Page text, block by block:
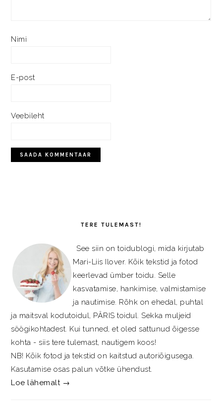
Nimi
E-post
Veebileht
TERE TULEMAST!
See siin on toidublogi, mida kirjutab
Mari-Liis Ilover. Kõik tekstid ja fotod
keerlevad ümber toidu. Selle
kasvatamise, hankimise, valmistamise
ja nautimise. Rõhk on ehedal, puhtal
ja maitsval kodutoidul, PÄRIS toidul. Sekka muljeid
söögikohtadest. Kui tunned, et oled sattunud õigesse
kohta - siis tere tulemast, nautigem koos!
NB! Kõik fotod ja tekstid on kaitstud autoriõigusega.
Kasutamise osas palun võtke ühendust.
Loe lähemalt →